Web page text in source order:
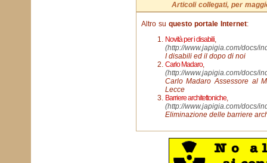
Articoli collegati, per
Altro su questo portale Internet:
Novità per i disabili,
(http://www.japigia.com/docs/
I disabili ed il dopo di noi
Carlo Madaro,
(http://www.japigia.com/docs/
Carlo Madaro Assessore al
Lecce
Barriere architettoniche,
(http://www.japigia.com/docs/
Eliminazione delle barriere